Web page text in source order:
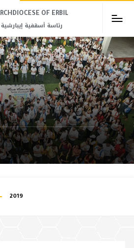
OF ERBIL​
رئاسة أسقفية إيبارشية
2019